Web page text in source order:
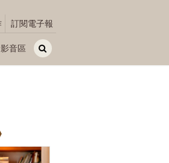
訂閱電子報
影音區